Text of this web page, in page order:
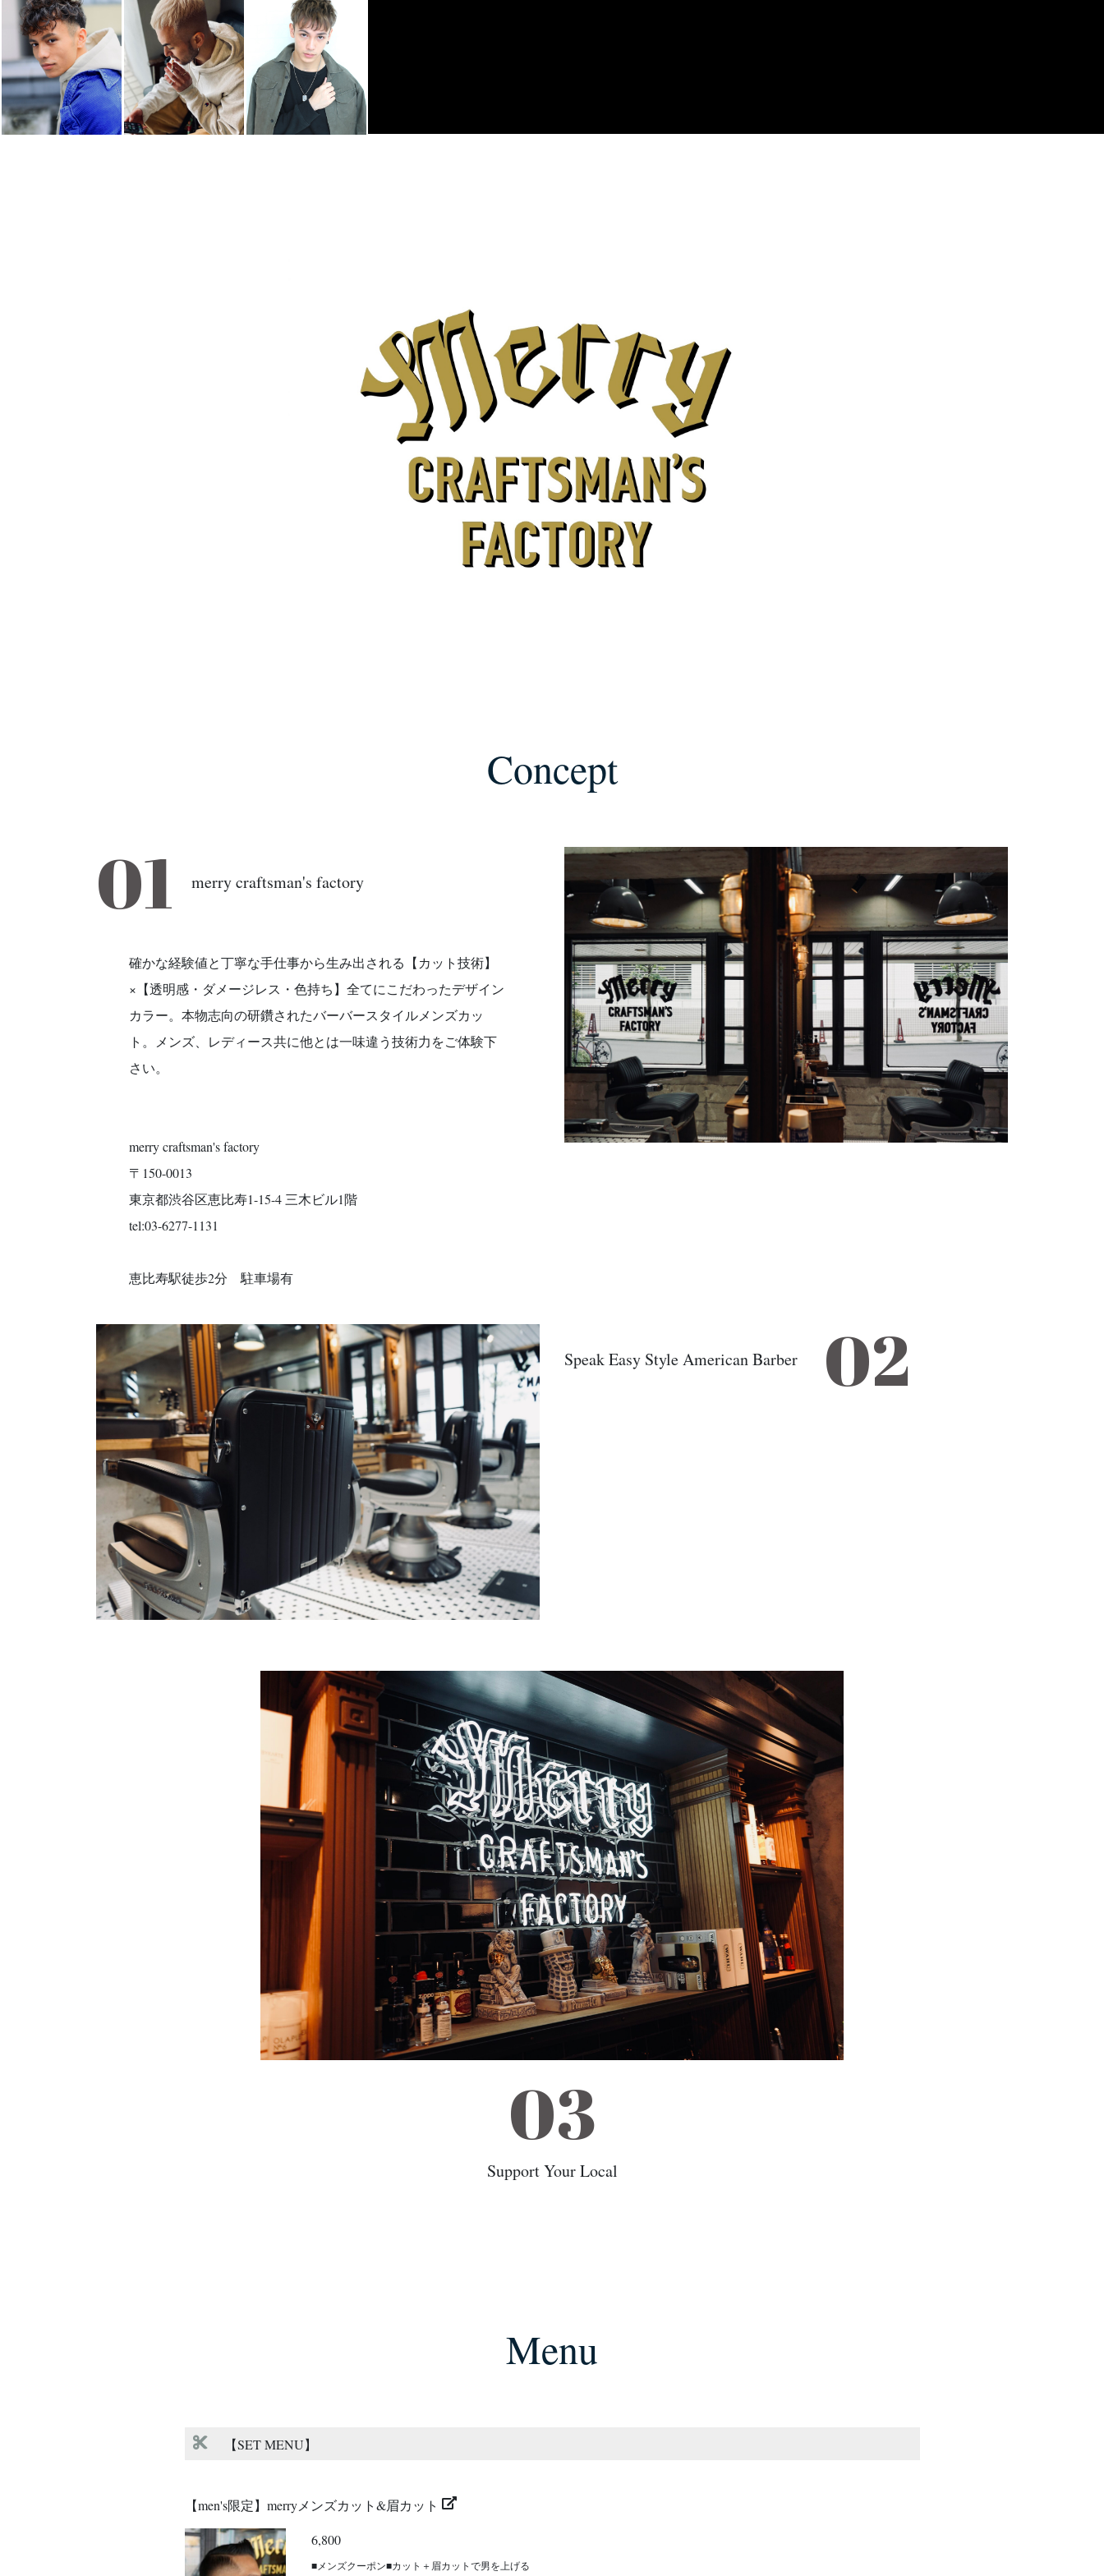
Concept
01 merry craftsman's factory
確かな経験値と丁寧な手仕事から生み出される【カット技術】
×【透明感・ダメージレス・色持ち】全てにこだわったデザイン
カラー。本物志向の研鑽されたバーバースタイルメンズカッ
ト。メンズ、レディース共に他とは一味違う技術力をご体験下
さい。
merry craftsman's factory
〒150-0013
東京都渋谷区恵比寿1-15-4 三木ビル1階
tel:03-6277-1131
恵比寿駅徒歩2分 駐車場有
Speak Easy Style American Barber 02
03
Support Your Local
Menu
【SET MENU】
【men's限定】merryメンズカット&眉カット
6,800
■メンズクーポン■カット＋眉カットで男を上げる